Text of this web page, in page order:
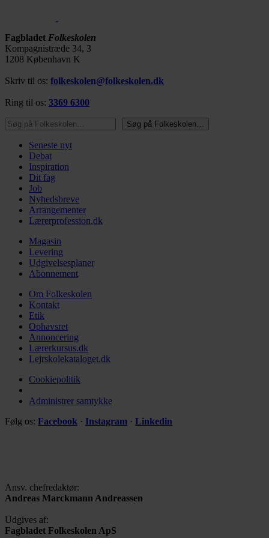
Fagbladet Folkeskolen
Kompagnistræde 34, 3
1208 København K
Skriv til os: folkeskolen@folkeskolen.dk
Ring til os: 3369 6300
Søg på Folkeskolen…
Søg på Folkeskolen…
Seneste nyt
Debat
Inspiration
Dit fag
Job
Nyhedsbreve
Arrangementer
Lærerprofession.dk
Magasin
Levering
Udgivelsesplaner
Abonnement
Om Folkeskolen
Kontakt
Etik
Ophavsret
Annoncering
Lærerkursus.dk
Lejrskolekataloget.dk
Cookiepolitik
Administrer samtykke
Følg os: Facebook · Instagram · Linkedin
Ansv. chefredaktør:
Andreas Marckmann Andreassen
Udgives af:
Fagbladet Folkeskolen ApS